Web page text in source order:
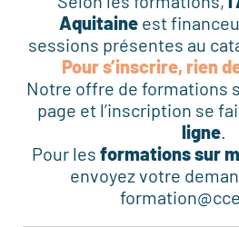
Aquitaine est
sessions présentes au
Pour s’inscrire, rien
Notre offre de formations
page et l’inscription se
ligne.
Pour les formations sur
envoyez votre